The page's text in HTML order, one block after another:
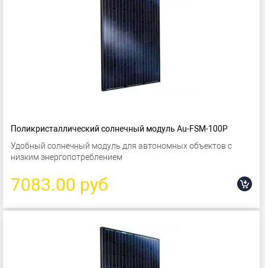
Поликристаллический солнечный модуль Au-FSM-100P
Удобный солнечный модуль для автономных объектов с
низким энергопотреблением
7083.00 руб